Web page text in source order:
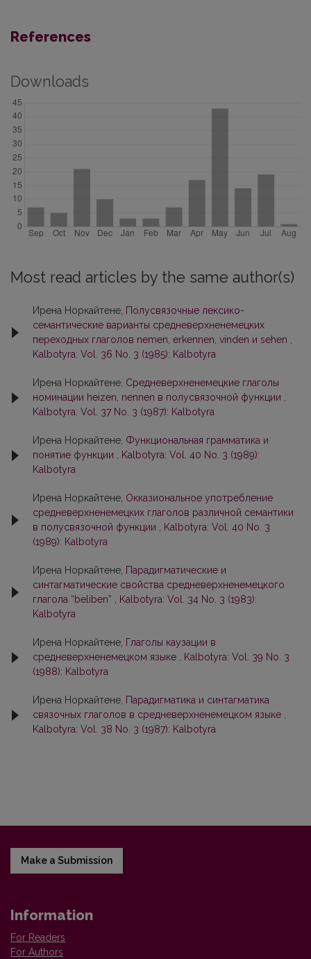
References
Downloads
Most read articles by the same author(s)
Ирена Норкайтене, Полусвязочные лексико-
семантические варианты средневерхненемецких
переходных глаголов nemen, erkennen, vinden и sehen
Kalbotyra: Vol. 36 No. 3 (1985): Kalbotyra
Ирена Норкайтене, Срeднeверхненемецкие глаголы
номинации heizen, nennen в полусвязочной функции
Kalbotyra: Vol. 37 No. 3 (1987): Kalbotyra
Ирена Норкайтене, Функциональная грамматика и
понятие функции
Kalbotyra: Vol. 40 No. 3 (1989):
Kalbotyra
Ирена Норкайтене, Окказиональное употребление
средневерхненемецких глаголов различной семантики
в полусвязочной функции
Kalbotyra: Vol. 40 No. 3
(1989): Kalbotyra
Ирена Норкайтене, Парадигматические и
синтагматические свойства средневерхненемецкого
глагола “beliben”
Kalbotyra: Vol. 34 No. 3 (1983):
Kalbotyra
Ирена Норкайтене, Глаголы каузации в
средневерхненемецком языке
Kalbotyra: Vol. 39 No. 3
(1988): Kalbotyra
Ирена Норкайтене, Парадигматика и синтагматика
связочных глаголов в средневерхненемецком языке
Kalbotyra: Vol. 38 No. 3 (1987): Kalbotyra
Make a Submission
Information
For Readers
For Authors